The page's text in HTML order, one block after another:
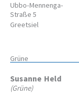
Ubbo-Mennenga-
Straße 5
Greetsiel
Grüne
Susanne Held
(Grüne)